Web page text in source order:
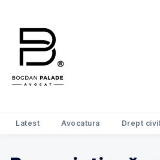
Latest Avocatura Drept civil